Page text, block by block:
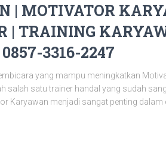
| MOTIVATOR
| TRAINING
3316-2247
yang mampu meningkatkan
salah satu trainer handal yang sudah
Karyawan menjadi sangat penting